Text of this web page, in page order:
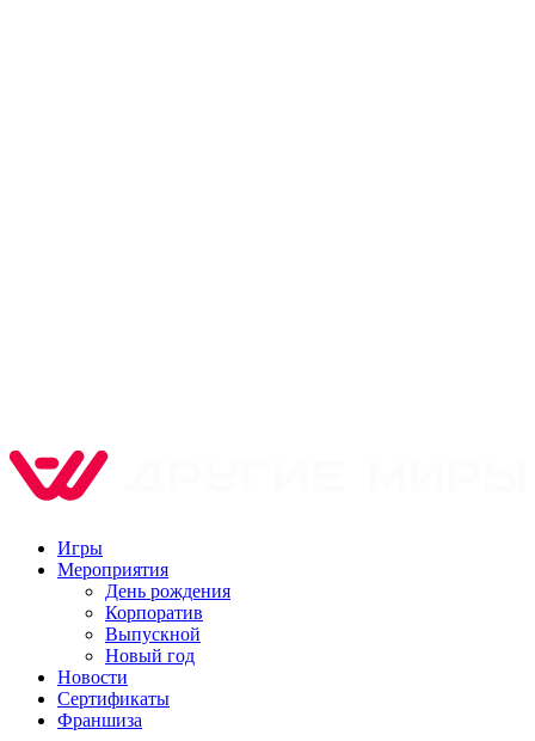
Игры
Мероприятия
День рождения
Корпоратив
Выпускной
Новый год
Новости
Сертификаты
Франшиза